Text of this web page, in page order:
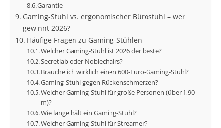
Garantie
Gaming-Stuhl vs. ergonomischer Bürostuhl – wer
gewinnt 2026?
Häufige Fragen zu Gaming-Stühlen
Welcher Gaming-Stuhl ist 2026 der beste?
Secretlab oder Noblechairs?
Brauche ich wirklich einen 600-Euro-Gaming-Stuhl?
Gaming-Stuhl gegen Rückenschmerzen?
Welcher Gaming-Stuhl für große Personen (über 1,90
m)?
Wie lange hält ein Gaming-Stuhl?
Welcher Gaming-Stuhl für Streamer?